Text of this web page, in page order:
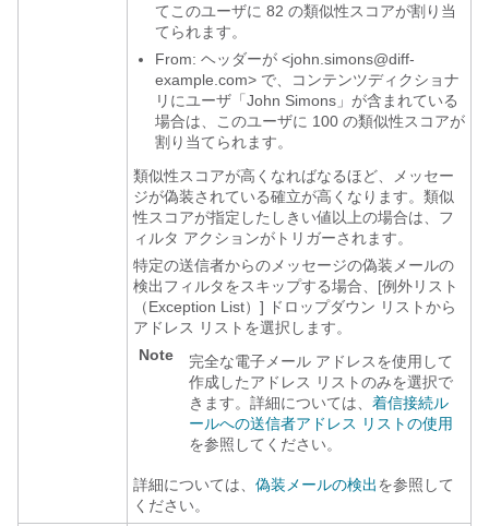
てこのユーザに 82 の類似性スコアが割り当
てられます。
From: ヘッダーが <john.simons@diff-
example.com> で、コンテンツディクショナ
リにユーザ「John Simons」が含まれている
場合は、このユーザに 100 の類似性スコアが
割り当てられます。
類似性スコアが高くなればなるほど、メッセー
ジが偽装されている確立が高くなります。類似
性スコアが指定したしきい値以上の場合は、フ
ィルタ アクションがトリガーされます。
特定の送信者からのメッセージの偽装メールの
検出フィルタをスキップする場合、[例外リスト
（Exception List）] ドロップダウン リストから
アドレス リストを選択します。
Note
完全な電子メール アドレスを使用して
作成したアドレス リストのみを選択で
きます。詳細については、 着信接続ル
ールへの送信者アドレス リストの使用
を参照してください。
詳細については、 偽装メールの検出を参照して
ください。